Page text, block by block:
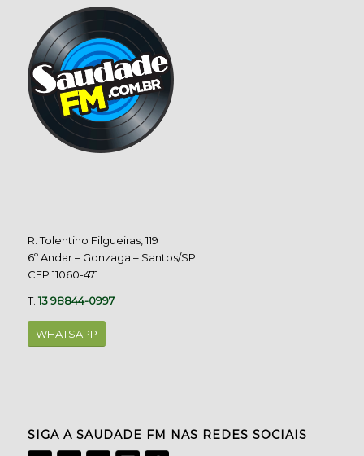
R. Tolentino Filgueiras, 119
6º Andar – Gonzaga – Santos/SP
CEP 11060-471
T.13 98844-0997
WHATSAPP
SIGA A SAUDADE FM NAS REDES SOCIAIS